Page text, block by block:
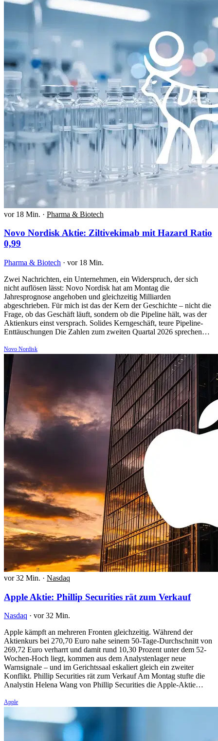
vor 18 Min. · Pharma & Biotech
Novo Nordisk Aktie: Ziltivekimab mit Hazard Ratio
0,99
Pharma & Biotech · vor 18 Min.
Zwei Nachrichten, ein Unternehmen, ein Widerspruch, der sich
nicht auflösen lässt: Novo Nordisk hat am Montag die
Jahresprognose angehoben und gleichzeitig Milliarden
abgeschrieben. Für mich ist das der Kern der Geschichte – nicht die
Frage, ob das Geschäft läuft, sondern ob die Pipeline hält, was der
Aktienkurs einst versprach. Solides Kerngeschäft, teure Pipeline-
Enttäuschungen Die Zahlen zum zweiten Quartal 2026 sprechen…
Novo Nordisk
vor 32 Min. · Nasdaq
Apple Aktie: Phillip Securities rät zum Verkauf
Nasdaq · vor 32 Min.
Apple kämpft an mehreren Fronten gleichzeitig. Während der
Aktienkurs bei 270,70 Euro nahe seinem 50-Tage-Durchschnitt von
269,72 Euro verharrt und damit rund 10,30 Prozent unter dem 52-
Wochen-Hoch liegt, kommen aus dem Analystenlager neue
Warnsignale – und im Gerichtssaal eskaliert gleich ein zweiter
Konflikt. Phillip Securities rät zum Verkauf Am Montag stufte die
Analystin Helena Wang von Phillip Securities die Apple-Aktie…
Apple